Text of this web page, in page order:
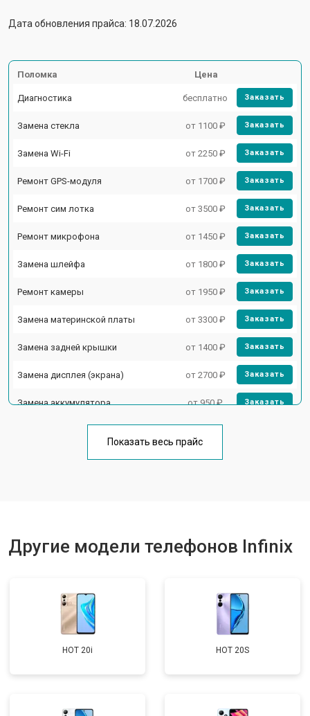
Дата обновления прайса: 18.07.2026
Поломка Цена
Диагностика бесплатно Заказать
Замена стекла от 1100 ₽ Заказать
Замена Wi-Fi от 2250 ₽ Заказать
Ремонт GPS-модуля от 1700 ₽ Заказать
Ремонт сим лотка от 3500 ₽ Заказать
Ремонт микрофона от 1450 ₽ Заказать
Замена шлейфа от 1800 ₽ Заказать
Ремонт камеры от 1950 ₽ Заказать
Замена материнской платы от 3300 ₽ Заказать
Замена задней крышки от 1400 ₽ Заказать
Замена дисплея (экрана) от 2700 ₽ Заказать
Замена аккумулятора от 950 ₽ Заказать
Ремонт цепи питания от 3200 ₽
Показать весь прайс
Другие модели телефонов Infinix
HOT 20i HOT 20S